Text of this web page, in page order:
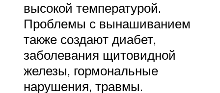
высокой температурой.
Проблемы с вынашиванием
также создают диабет,
заболевания щитовидной
железы, гормональные
нарушения, травмы.